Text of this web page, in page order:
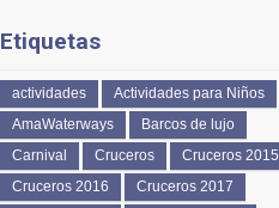
Etiquetas
actividades
Actividades para Niños
AmaWaterways
Barcos de lujo
Carnival
Cruceros
Cruceros 2015
Cruceros 2016
Cruceros 2017